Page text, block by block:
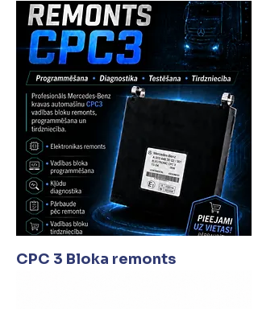
CPC 3 Bloka remonts